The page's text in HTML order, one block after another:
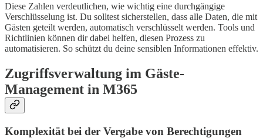
Diese Zahlen verdeutlichen, wie wichtig eine durchgängige
Verschlüsselung ist. Du solltest sicherstellen, dass alle Daten, die mit
Gästen geteilt werden, automatisch verschlüsselt werden. Tools und
Richtlinien können dir dabei helfen, diesen Prozess zu
automatisieren. So schützt du deine sensiblen Informationen effektiv.
Zugriffsverwaltung im Gäste-
Management in M365
Komplexität bei der Vergabe von Berechtigungen